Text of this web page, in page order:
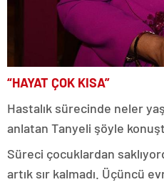
“HAYAT ÇOK KISA”
Hastalık sürecinde neler
anlatan Tanyeli şöyle
Süreci çocuklardan
artık sır kalmadı. Üçüncü